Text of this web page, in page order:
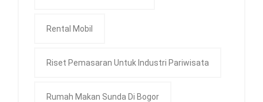
Rental Mobil
Riset Pemasaran Untuk Industri Pariwisata
Rumah Makan Sunda Di Bogor